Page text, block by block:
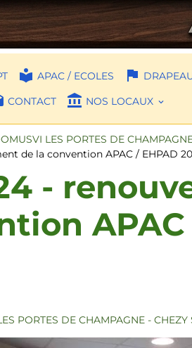
APAC / ECOLES
CONTACT NOS LOCAUX
LES PORTES DE
de la convention APAC / EHPAD
-
APAC
PORTES DE CHAMPAGNE - CHEZY